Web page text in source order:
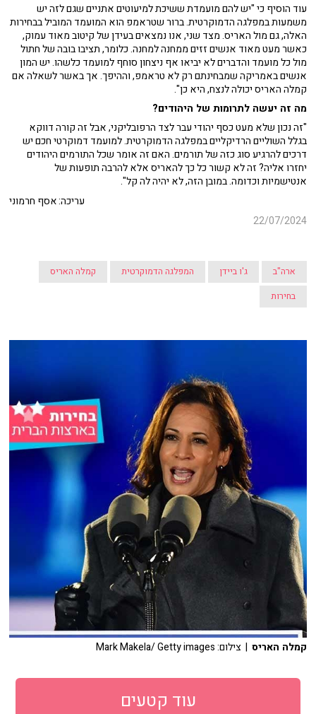
עוד הוסיף כי "יש להם מועמדת ששיכת למיעוטים אתניים שגם לזה יש
משמעות במפלגה הדמוקרטית. ברור שטראמפ הוא המועמד המוביל בבחירות
האלה, גם מול האריס. מצד שני, אנו נמצאים בעידן של קיטוב מאוד עמוק,
כאשר מעט מאוד אנשים זזים ממחנה למחנה. כלומר, תציבו בובה של חתול
מול כל מועמד והדברים לא יביאו אף ניצחון סוחף למועמד כלשהו. יש המון
אנשים באמריקה שמבחינתם רק לא טראמפ, וההיפך. אך באשר לשאלה אם
קמלה האריס יכולה לנצח, היא כן".
מה זה יעשה לתרומות של היהודים?
"זה נכון שלא מעט כסף יהודי עבר לצד הרפובליקני, אבל זה קורה דווקא
בגלל השוליים הרדיקליים במפלגה הדמוקרטית. למועמד דמוקרטי חכם יש
דרכים להרגיע סוג כזה של תורמים. האם זה אומר שכל התורמים היהודים
יחזרו אליה? זה לא קשור כל כך להאריס אלא להרבה תופעות של
אנטישמיות וכדומה. במובן הזה, לא יהיה לה קל".
עריכה: אסף חרמוני
22/07/2024
ארה"ב ג'ו ביידן המפלגה הדמוקרטית
קמלה האריס
בחירות
קמלה האריס | צילום: Mark Makela/ Getty images
עוד קטעים